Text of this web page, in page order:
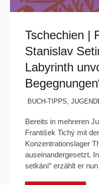
Tschechien |
Stanislav
Labyrinth
BUCH-TIPPS,
Bereits in mehreren
František Tichý mit
Konzentrationslager
auseinandergesetzt.
setkání“ erzählt er